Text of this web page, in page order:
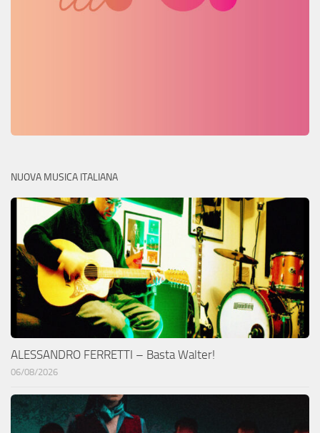
NUOVA MUSICA ITALIANA
ALESSANDRO FERRETTI – Basta Walter!
06/08/2026